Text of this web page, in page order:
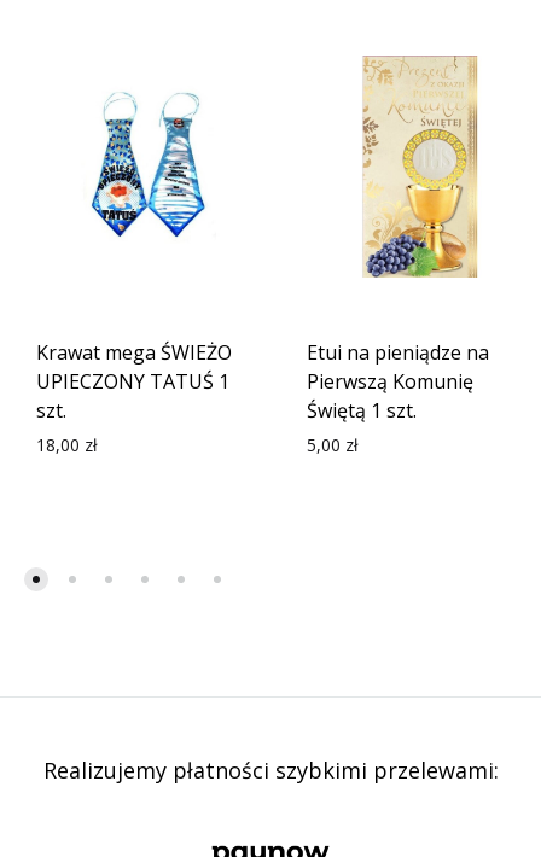
Krawat mega ŚWIEŻO
UPIECZONY TATUŚ 1
szt.
18,00 zł
Etui na pieniądze na
Pierwszą Komunię
Świętą 1 szt.
5,00 zł
Realizujemy płatności szybkimi przelewami: